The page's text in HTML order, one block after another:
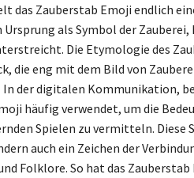
das Zauberstab Emoji endlich
als Symbol der Zauberei,
Die Etymologie des
die eng mit dem Bild von
der digitalen Kommunikation,
häufig verwendet, um die
Spielen zu vermitteln. Diese
auch ein Zeichen der
Folklore. So hat das Zauberstab